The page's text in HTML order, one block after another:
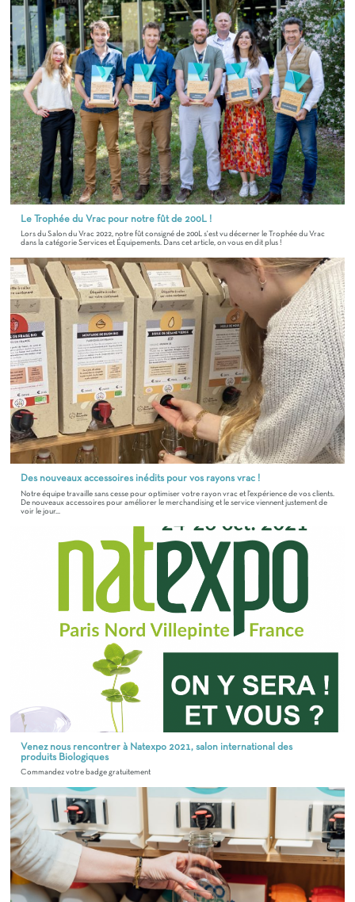
Le Trophée du Vrac pour notre fût de 200L !
Lors du Salon du Vrac 2022, notre fût consigné de 200L s'est vu décerner le Trophée du Vrac
dans la catégorie Services et Équipements. Dans cet article, on vous en dit plus !
Des nouveaux accessoires inédits pour vos rayons vrac !
Notre équipe travaille sans cesse pour optimiser votre rayon vrac et l’expérience de vos clients.
De nouveaux accessoires pour améliorer le merchandising et le service viennent justement de
voir le jour...
Venez nous rencontrer à Natexpo 2021, salon international des
produits Biologiques
Commandez votre badge gratuitement